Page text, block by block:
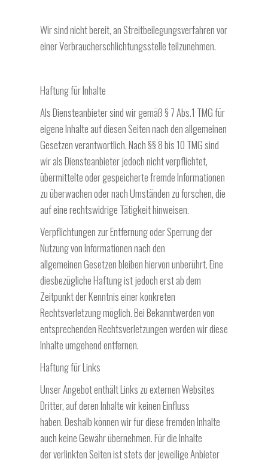
Wir sind nicht bereit, an Streitbeilegungsverfahren vor
einerVerbraucherschlichtungsstelle teilzunehmen.
Haftung für Inhalte
Als Diensteanbieter sind wir gemäß § 7 Abs.1 TMG für
eigene Inhalte auf diesen Seiten nach den allgemeinen
Gesetzen verantwortlich. Nach §§ 8 bis 10 TMG sind
wir als Diensteanbieter jedoch nichtverpflichtet,
übermittelte oder gespeicherte fremde Informationen
zu überwachen oder nach Umständen zuforschen, die
auf eine rechtswidrige Tätigkeit hinweisen.
Verpflichtungen zur Entfernung oder Sperrung der
Nutzung von Informationen nach den
allgemeinenGesetzen bleiben hiervon unberührt. Eine
diesbezügliche Haftung ist jedoch erst ab dem
Zeitpunkt derKenntnis einer konkreten
Rechtsverletzung möglich. Bei Bekanntwerden von
entsprechendenRechtsverletzungen werden wir diese
Inhalte umgehend entfernen.
Haftung für Links
Unser Angebot enthält Links zu externen Websites
Dritter, auf deren Inhalte wir keinen Einfluss
haben.Deshalb können wir für diese fremden Inhalte
auch keine Gewähr übernehmen. Für die Inhalte
derverlinkten Seiten ist stets der jeweilige Anbieter